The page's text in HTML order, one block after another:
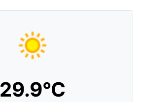
29.9°C